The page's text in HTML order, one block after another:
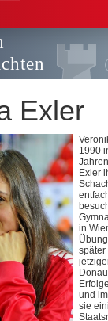
Exler
1990
Exler
in
später
und
sie